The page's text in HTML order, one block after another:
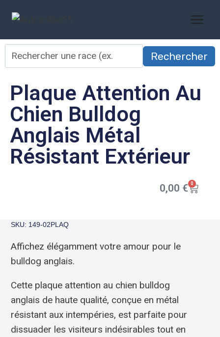
Rechercher
Plaque Attention Au
Chien Bulldog
Anglais Métal
Résistant Extérieur
0,00 € 0
SKU: 149-02PLAQ
Affichez élégamment votre amour pour le
bulldog anglais.
Cette plaque attention au chien bulldog
anglais de haute qualité, conçue en métal
résistant aux intempéries, est parfaite pour
dissuader les visiteurs indésirables tout en